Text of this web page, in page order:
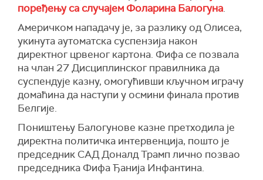
поређењу са случајем Фоларина Балогуна.
Америчком нападачу је, за разлику од Олисеа,
укинута аутоматска суспензија након
директног црвеног картона. Фифа се позвала
на члан 27 Дисциплинског правилника да
суспендује казну, омогућивши кључном играчу
домаћина да наступи у осмини финала против
Белгије.
Поништењу Балогунове казне претходила је
директна политичка интервенција, пошто је
председник САД Доналд Трамп лично позвао
председника Фифа Ђанија Инфантина.